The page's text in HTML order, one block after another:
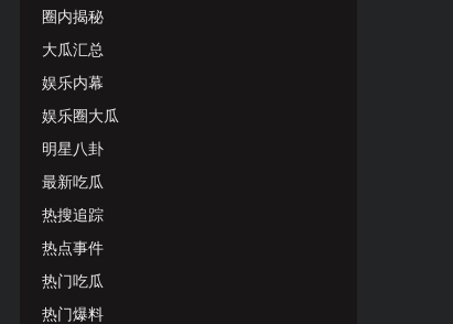
圈内揭秘
大瓜汇总
娱乐内幕
娱乐圈大瓜
明星八卦
最新吃瓜
热搜追踪
热点事件
热门吃瓜
热门爆料